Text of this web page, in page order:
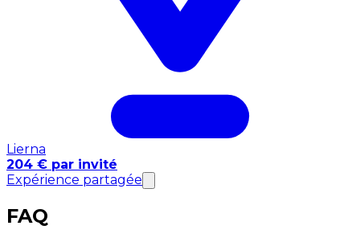
Lierna
204 € par invité
Expérience partagée
FAQ